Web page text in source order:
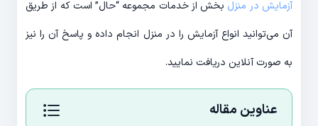
آزمایش در منزل بخش از خدمات مجموعه “حال” است که از طریق
آن می‌توانید انواع آزمایش را در منزل انجام داده و پاسخ آن را نیز
به صورت آنلاین دریافت نمایید.
عناوین مقاله